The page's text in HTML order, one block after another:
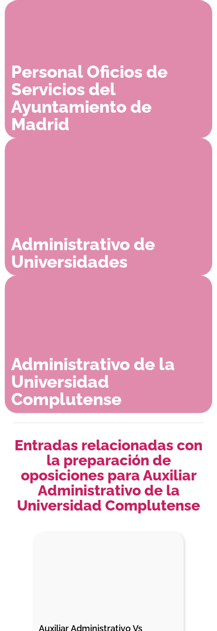
Personal Oficios de
Servicios del
Ayuntamiento de
Madrid
Administrativo de
Universidades
Administrativo de la
Universidad
Complutense
Entradas relacionadas con
la preparación de
oposiciones para Auxiliar
Administrativo de la
Universidad Complutense
Auxiliar Administrativo Vs